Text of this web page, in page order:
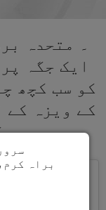
۔ متحدہ
ایک جگہ
کو سب کچھ
کے ویزہ کے
براہ